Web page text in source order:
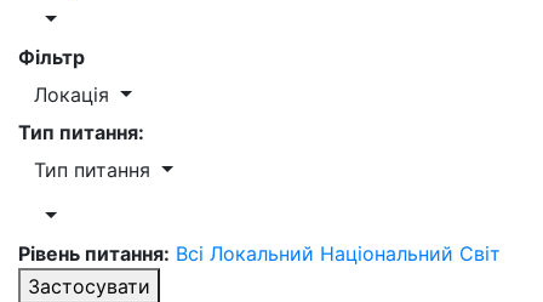
Фільтр
Локація
Тип питання:
Тип питання
Рівень питання: Всі Локальний Національний Світ
Застосувати